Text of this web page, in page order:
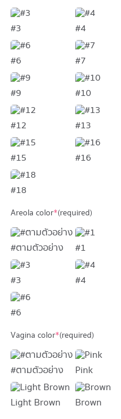
#3 #4
#6 #7
#9 #10
#12 #13
#15 #16
#18
Areola color*(required)
#ตามตัวอย่าง #1
#3 #4
#6
Vagina color*(required)
#ตามตัวอย่าง Pink
Light Brown Brown